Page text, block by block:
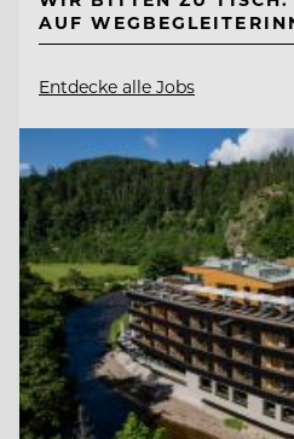
AUF
Entdecke alle Jobs